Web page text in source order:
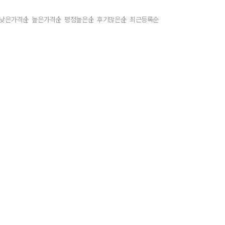
낮은가격순 높은가격순 평점높은순 후기많은순 최근등록순